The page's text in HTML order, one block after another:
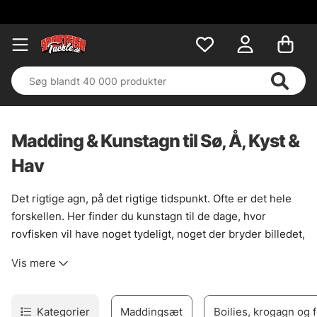
Madding & Kunstagn til Sø, Å, Kyst &
Hav
Det rigtige agn, på det rigtige tidspunkt. Ofte er det hele
forskellen. Her finder du kunstagn til de dage, hvor
rovfisken vil have noget tydeligt, noget der bryder billedet,
gedde langs sivkanter, aborre i strømkanter og sandart,
Til fiskeri hvor gangen styres med stangtoppen, er
Vis mere
Kategorier Maddingsæt Boilies, krogagn og